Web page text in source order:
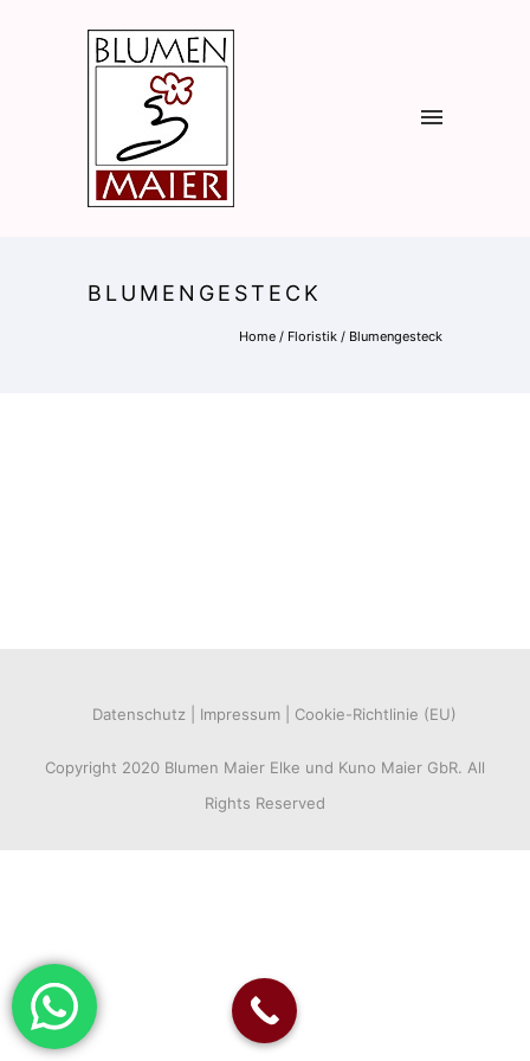
BLUMENGESTECK
Home / Floristik / Blumengesteck
Datenschutz Impressum Cookie-Richtlinie (EU)
Copyright 2020 Blumen Maier Elke und Kuno Maier GbR. All
Rights Reserved